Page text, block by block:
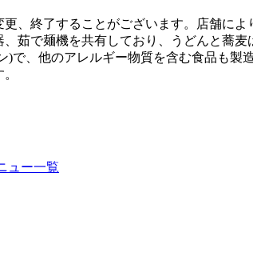
、終了することがございます。店舗によ
茹で麺機を共有しており、うどんと蕎
)で、他のアレルギー物質を含む食品も
ュー一覧